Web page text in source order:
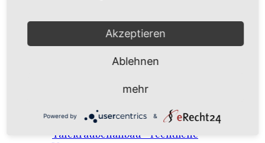
Tafeltraubensorten
Tafeltrauben A-Z Sortenbeschreibungen
Tafeltraubenanbau - rechtliche
Akzeptieren
Ablehnen
mehr
Powered by &